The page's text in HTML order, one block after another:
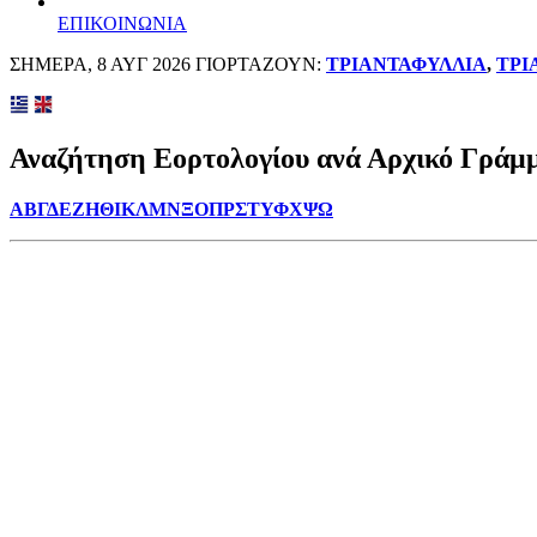
ΕΠΙΚΟΙΝΩΝΙΑ
ΣΗΜΕΡΑ, 8 ΑΥΓ 2026 ΓΙΟΡΤΑΖΟΥΝ: ΤΡΙΑΝΤΑΦΥΛΛΙΑ,
Αναζήτηση Εορτολογίου ανά Αρχικό
ΑΒΓΔΕΖΗΘΙΚΛΜΝΞΟΠΡΣΤΥΦΧΨΩ